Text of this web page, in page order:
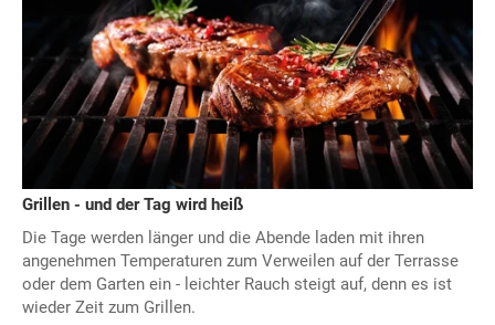
Grillen - und der Tag wird heiß
Die Tage werden länger und die Abende laden mit ihren
angenehmen Temperaturen zum Verweilen auf der Terrasse
oder dem Garten ein - leichter Rauch steigt auf, denn es ist
wieder Zeit zum Grillen.